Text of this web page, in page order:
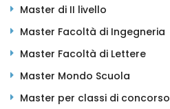
Master di II livello
Master Facoltà di Ingegneria
Master Facoltà di Lettere
Master Mondo Scuola
Master per classi di concorso